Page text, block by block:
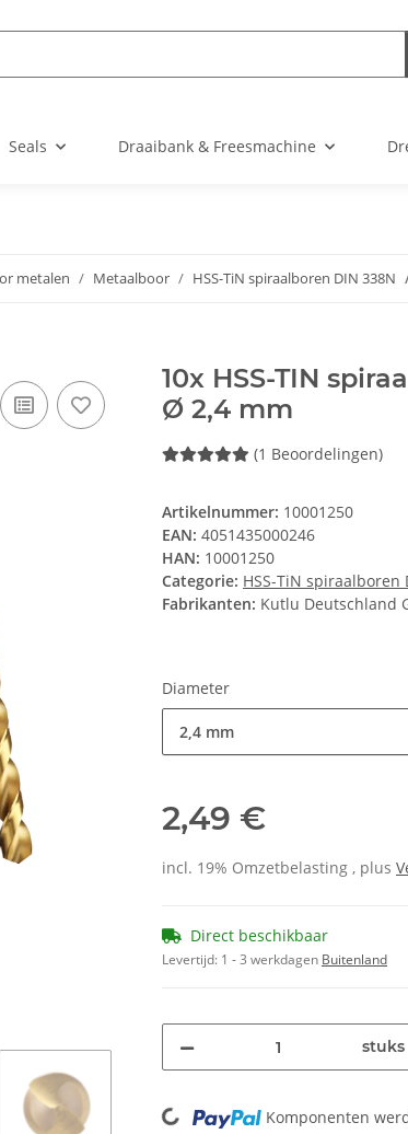
Seals Draaibank & Freesmachine
metalen Metaalboor HSS-TiN spiraalboren DIN 338N
10x HSS-TIN
Ø 2,4 mm
(1 Beoordelingen)
Artikelnummer: 10001250
EAN: 4051435000246
HAN: 10001250
Categorie: HSS-TiN spiraalboren
Fabrikanten: Kutlu Deutschland
Diameter
2,4 mm
2,49 €
incl. 19% Omzetbelasting , plus
Direct beschikbaar
Levertijd: 1 - 3 werkdagen Buitenland
stuks
Loading... Komponenten